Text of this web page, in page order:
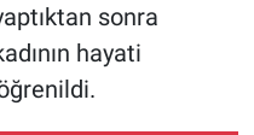
sonra
hayati